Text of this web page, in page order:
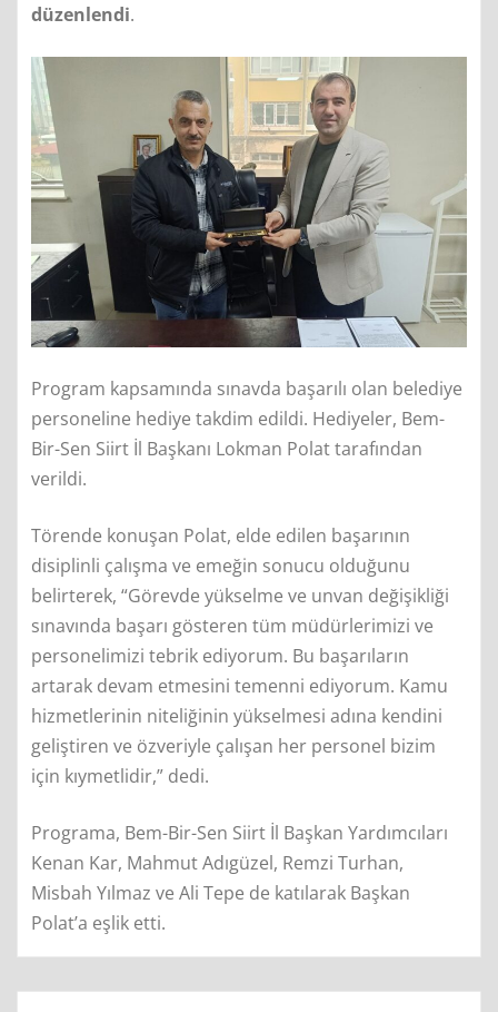
düzenlendi.
Program kapsamında sınavda başarılı olan belediye
personeline hediye takdim edildi. Hediyeler, Bem-
Bir-Sen Siirt İl Başkanı Lokman Polat tarafından
verildi.
Törende konuşan Polat, elde edilen başarının
disiplinli çalışma ve emeğin sonucu olduğunu
belirterek, “Görevde yükselme ve unvan değişikliği
sınavında başarı gösteren tüm müdürlerimizi ve
personelimizi tebrik ediyorum. Bu başarıların
artarak devam etmesini temenni ediyorum. Kamu
hizmetlerinin niteliğinin yükselmesi adına kendini
geliştiren ve özveriyle çalışan her personel bizim
için kıymetlidir,” dedi.
Programa, Bem-Bir-Sen Siirt İl Başkan Yardımcıları
Kenan Kar, Mahmut Adıgüzel, Remzi Turhan,
Misbah Yılmaz ve Ali Tepe de katılarak Başkan
Polat’a eşlik etti.